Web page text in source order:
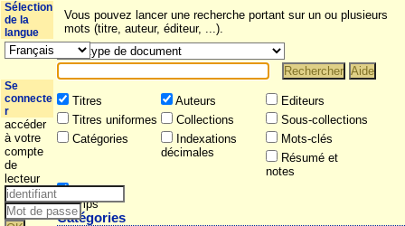
Vous pouvez lancer une recherche portant sur un ou plusieurs
mots (titre, auteur, éditeur, ...).
Titres Auteurs
Editeurs
Titres uniformes
Collections
Sous-collections
Catégories
Indexations
décimales
Mots-clés
Résumé et
notes
Tous les
champs
Catégories
Sélection
de la
langue
Se
connecte
r
accéder
à votre
compte
de
lecteur